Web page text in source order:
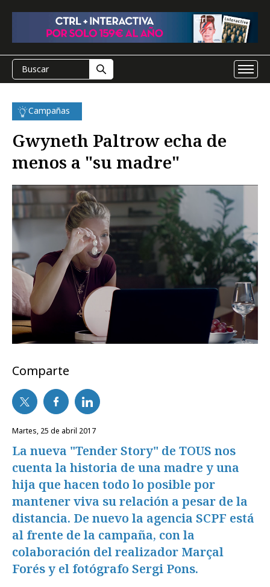
Campañas
Gwyneth Paltrow echa de
menos a "su madre"
Comparte
martes, 25 de abril 2017
La nueva "Tender Story" de TOUS nos
cuenta la historia de una madre y una
hija que hacen todo lo posible por
mantener viva su relación a pesar de la
distancia. De nuevo la agencia SCPF está
al frente de la campaña, con la
colaboración del realizador Marçal
Forés y el fotógrafo Sergi Pons.